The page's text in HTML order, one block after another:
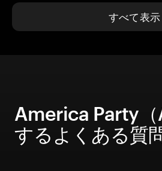
すべて表示
America Party（
するよくある質